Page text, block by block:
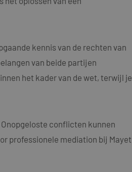
kennis van de rechten van
van beide partijen
het kader van de wet, terwijl je
conflicten kunnen
professionele mediation bij Mayet
een willekeurig
om de
gebruikte
kunnen worden